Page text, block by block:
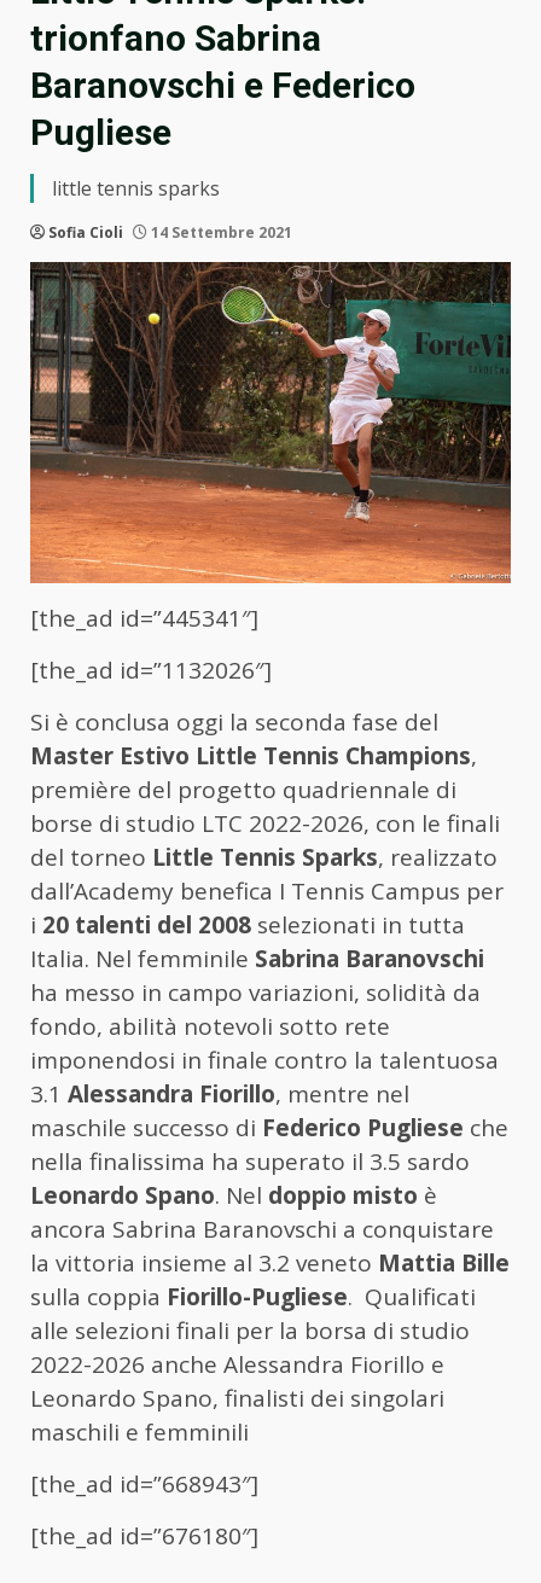
trionfano Sabrina
Baranovschi e Federico
Pugliese
little tennis sparks
Sofia Cioli 14 Settembre 2021
[the_ad id=”445341″]
[the_ad id=”1132026″]
Si è conclusa oggi la seconda fase del
Master Estivo Little Tennis Champions,
première del progetto quadriennale di
borse di studio LTC 2022-2026, con le finali
del torneo Little Tennis Sparks, realizzato
dall’Academy benefica I Tennis Campus per
i 20 talenti del 2008 selezionati in tutta
Italia. Nel femminile Sabrina Baranovschi
ha messo in campo variazioni, solidità da
fondo, abilità notevoli sotto rete
imponendosi in finale contro la talentuosa
3.1 Alessandra Fiorillo, mentre nel
maschile successo di Federico Pugliese che
nella finalissima ha superato il 3.5 sardo
Leonardo Spano. Nel doppio misto è
ancora Sabrina Baranovschi a conquistare
la vittoria insieme al 3.2 veneto Mattia Bille
sulla coppia Fiorillo-Pugliese. Qualificati
alle selezioni finali per la borsa di studio
2022-2026 anche Alessandra Fiorillo e
Leonardo Spano, finalisti dei singolari
maschili e femminili
[the_ad id=”668943″]
[the_ad id=”676180″]